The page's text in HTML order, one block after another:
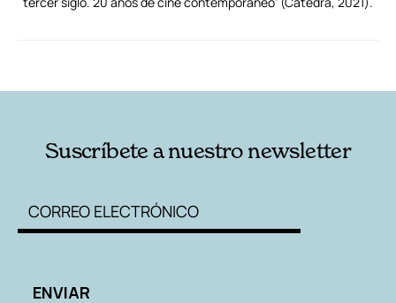
Suscríbete a nuestro newsletter